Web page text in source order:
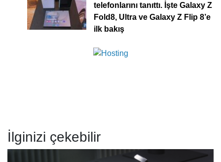
telefonlarını tanıttı. İşte Galaxy Z
Fold8, Ultra ve Galaxy Z Flip 8’e
ilk bakış
İlginizi çekebilir